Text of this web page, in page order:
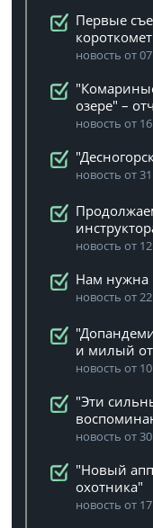
Первые
новость от
озере" –
новость от
новость от
новость от
Нам нужна
новость от
и милый
новость от
"Эти
новость от
"Новый
охотника"
новость от